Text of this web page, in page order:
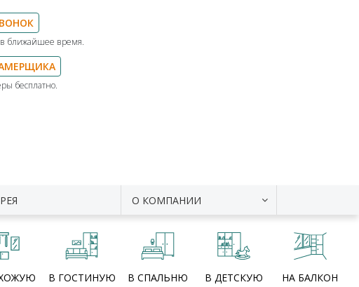
ближайшее время.
бесплатно.
О КОМПАНИИ
В ГОСТИНУЮ В СПАЛЬНЮ В ДЕТСКУЮ НА БАЛКОН